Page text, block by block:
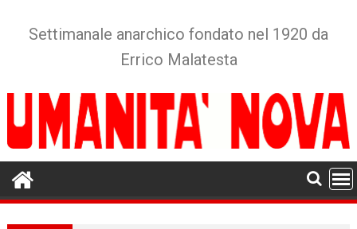
Settimanale anarchico fondato nel 1920 da
Errico Malatesta